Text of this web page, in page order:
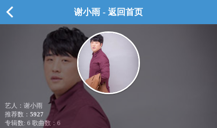
谢小雨 - 返回首页
艺人：谢小雨
推荐数： 5927
专辑数: 6 歌曲数：6